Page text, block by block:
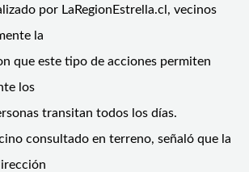
por LaRegionEstrella.cl, vecinos
la
que este tipo de acciones permiten
los
transitan todos los días.
consultado en terreno, señaló que la